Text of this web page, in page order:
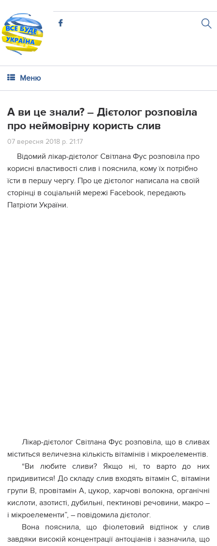
Меню
А ви це знали? – Дієтолог розповіла
про неймовірну користь слив
07 вересня 2018 р. 21:17
Відомий лікар-дієтолог Світлана Фус розповіла про
корисні властивості слив і пояснила, кому їх потрібно
їсти в першу чергу. Про це дієтолог написала на своїй
сторінці в соціальній мережі Facebook, передають
Патріоти України.
Лікар-дієтолог Світлана Фус розповіла, що в сливах
міститься величезна кількість вітамінів і мікроелементів.
“Ви любите сливи? Якщо ні, то варто до них
придивитися! До складу слив входять вітамін С, вітаміни
групи В, провітамін А, цукор, харчові волокна, органічні
кислоти, азотисті, дубильні, пектинові речовини, макро –
і мікроелементи”, – повідомила дієтолог.
Вона пояснила, що фіолетовий відтінок у слив
завдяки високій концентрації антоціанів і зазначила, що